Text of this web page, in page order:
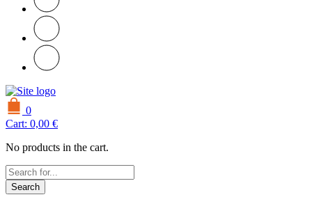
0
Cart: 0,00 €
No products in the cart.
Search